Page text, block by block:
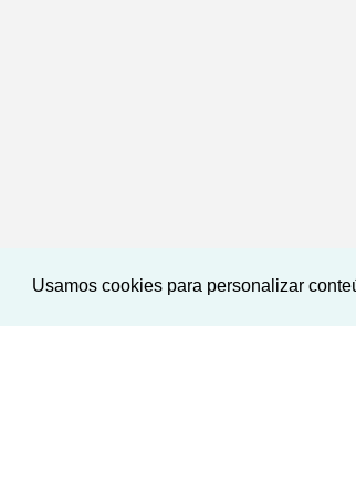
Usamos cookies para personalizar